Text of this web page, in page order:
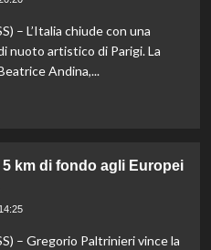
– L’Italia chiude con una
nuoto artistico di Parigi. La
Andina,...
km di fondo agli Europei
– Gregorio Paltrinieri vince la